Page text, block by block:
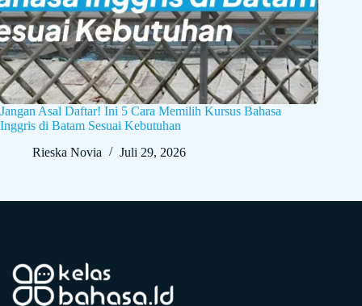
Jangan Asal Daftar! Ini 5 Cara Memilih Kursus Bahasa
Inggris di Batam Sesuai Kebutuhan
Rieska Novia
Juli 29, 2026